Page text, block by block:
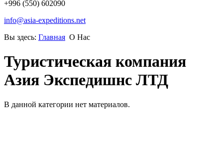
+996 (550) 602090
info@asia-expeditions.net
Вы здесь: Главная О Нас
Туристическая компания
Азия Экспедишнс ЛТД
В данной категории нет материалов.